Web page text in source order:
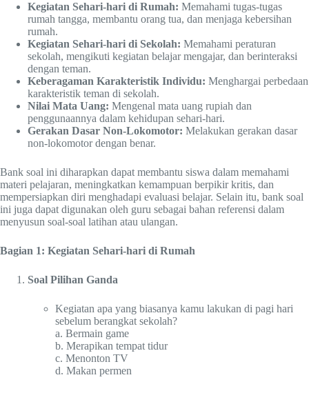
Kegiatan Sehari-hari di Rumah: Memahami tugas-tugas
rumah tangga, membantu orang tua, dan menjaga kebersihan
rumah.
Kegiatan Sehari-hari di Sekolah: Memahami peraturan
sekolah, mengikuti kegiatan belajar mengajar, dan berinteraksi
dengan teman.
Keberagaman Karakteristik Individu: Menghargai perbedaan
karakteristik teman di sekolah.
Nilai Mata Uang: Mengenal mata uang rupiah dan
penggunaannya dalam kehidupan sehari-hari.
Gerakan Dasar Non-Lokomotor: Melakukan gerakan dasar
non-lokomotor dengan benar.
Bank soal ini diharapkan dapat membantu siswa dalam memahami
materi pelajaran, meningkatkan kemampuan berpikir kritis, dan
mempersiapkan diri menghadapi evaluasi belajar. Selain itu, bank soal
ini juga dapat digunakan oleh guru sebagai bahan referensi dalam
menyusun soal-soal latihan atau ulangan.
Bagian 1: Kegiatan Sehari-hari di Rumah
Soal Pilihan Ganda
Kegiatan apa yang biasanya kamu lakukan di pagi hari
sebelum berangkat sekolah?
a. Bermain game
b. Merapikan tempat tidur
c. Menonton TV
d. Makan permen